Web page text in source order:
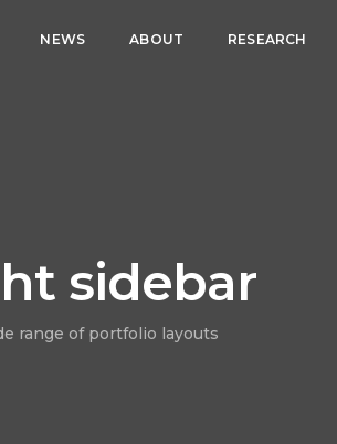
NEWS ABOUT RESEARCH
sidebar
range of portfolio layouts